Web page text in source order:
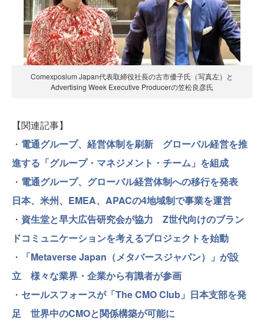
Comexposium Japan代表取締役社⻑の古市優子氏（写真左）と
Advertising Week Executive Producerの笠松良彦氏
【関連記事】
・ 電通グループ、経営体制を刷新 グローバル経営を推
進する「グループ・マネジメント・チーム」を組成
・ 電通グループ、グローバル経営体制への移行を発表
日本、米州、EMEA、APACの4地域制で事業を運営
・ 資生堂と早大広告研究会が協力 Z世代向けのブラン
ドコミュニケーションを考えるプロジェクトを始動
・
「Metaverse Japan（メタバースジャパン）」が設
立 様々な業界・企業から有識者が参画
・ セールスフォースが「The CMO Club」日本支部を発
足 世界中のCMOと関係構築が可能に